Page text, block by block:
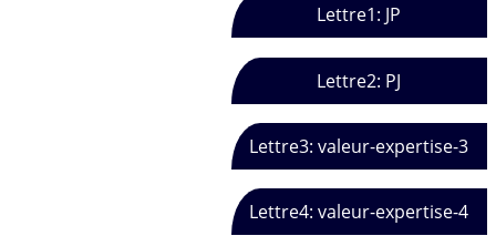
Lettre1: JP
Lettre2: PJ
Lettre3: valeur-expertise-3
Lettre4: valeur-expertise-4